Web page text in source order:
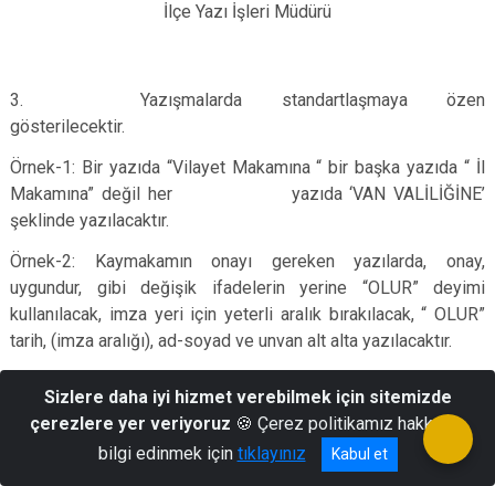
İlçe Yazı İşleri Müdürü
3. Yazışmalarda standartlaşmaya özen
gösterilecektir.
Örnek-1: Bir yazıda “Vilayet Makamına “ bir başka yazıda “ İl
Makamına” değil her yazıda ‘VAN VALİLİĞİNE’
şeklinde yazılacaktır.
Örnek-2: Kaymakamın onayı gereken yazılarda, onay,
uygundur, gibi değişik ifadelerin yerine “OLUR” deyimi
kullanılacak, imza yeri için yeterli aralık bırakılacak, “ OLUR”
tarih, (imza aralığı), ad-soyad ve unvan alt alta yazılacaktır.
“Bilgilerinize arz ederim”, “Bilgi ve gereğini rica ederim”, veya
”Gereğini bilgilerinize arz ederim” şeklinde yazılacaktır.
Örnek-4: Üst ve ast makamlara veya eş ve ast makamlara
Sizlere daha iyi hizmet verebilmek için sitemizde
çerezlere yer veriyoruz 🍪 Çerez politikamız hakkında
bilgi edinmek için tıklayınız Kabul et